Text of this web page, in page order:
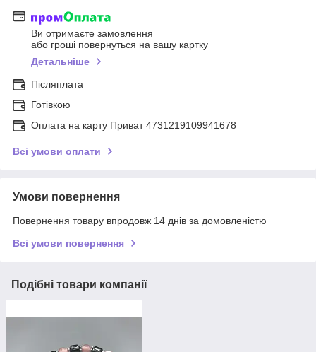
Ви отримаєте замовлення
або гроші повернуться на вашу картку
Детальніше
Післяплата
Готівкою
Оплата на карту Приват 4731219109941678
Всі умови оплати
Умови повернення
Повернення товару впродовж 14 днів за домовленістю
Всі умови повернення
Подібні товари компанії